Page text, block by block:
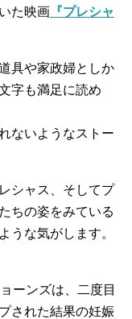
た映画 『プレシャ
具や家政婦としか
字も満足に読め
ないようなストー
シャス、そしてプ
ちの姿をみている
うな気がします。
ーンズは、二度目
された結果の妊娠